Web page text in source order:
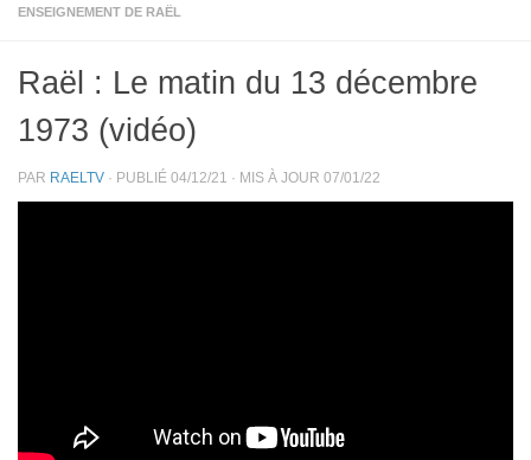
ENSEIGNEMENT DE RAËL
Raël : Le matin du 13 décembre
1973 (vidéo)
PAR RAELTV · PUBLIÉ 04/12/21 · MIS À JOUR 07/01/22